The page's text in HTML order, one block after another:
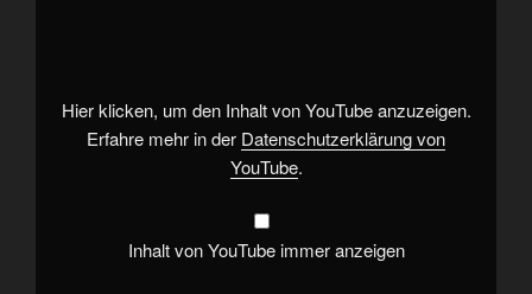
Julia
WilkeHier klicken, um den Inhalt von YouTube anzuzeigen.
Erfahre mehr in der Datenschutzerklärung von
YouTube.
Inhalt von YouTube immer anzeigen